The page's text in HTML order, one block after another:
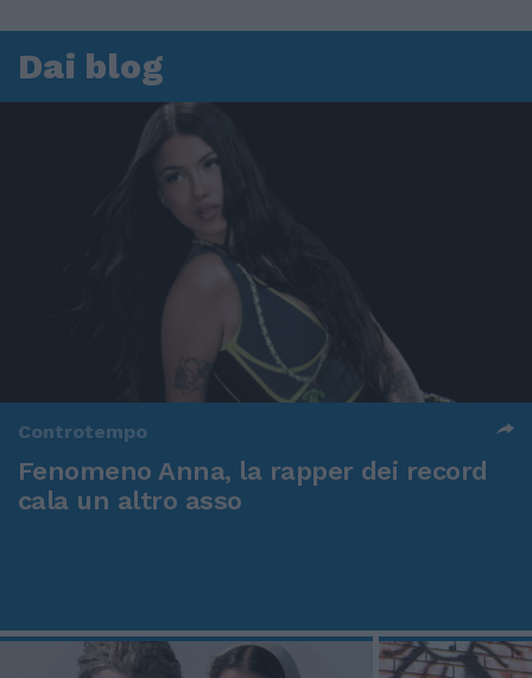
Dai blog
Controtempo
Fenomeno Anna, la rapper dei record
cala un altro asso